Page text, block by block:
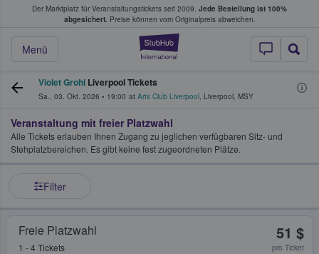
Der Marktplatz für Veranstaltungstickets seit 2009. Jede Bestellung ist 100%
abgesichert. Preise können vom Originalpreis abweichen.
StubHub - Wo
Menü
Tickets kaufen & verkaufen
Violet Grohl Liverpool Tickets
Sa., 03. Okt. 2026 • 19:00 at Arts Club Liverpool, Liverpool, MSY
Veranstaltung mit freier Platzwahl
Alle Tickets erlauben Ihnen Zugang zu jeglichen verfügbaren Sitz- und
Stehplatzbereichen. Es gibt keine fest zugeordneten Plätze.
Filter
Freie Platzwahl
1 - 4 Tickets
51 $
pro Ticket